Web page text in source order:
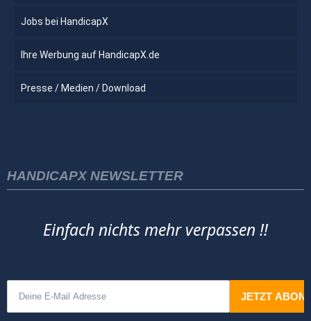
Jobs bei HandicapX
Ihre Werbung auf HandicapX.de
Presse / Medien / Download
HANDICAPX NEWSLETTER
Einfach nichts mehr verpassen !!